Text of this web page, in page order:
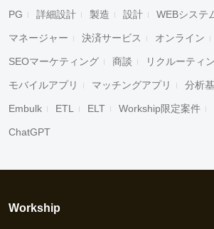
PG 詳細設計 製造 設計 WEBシステ
マネージャー 決済サービス オンライン
SEOマーケティング 商談 リクルーティ
モバイルアプリ マッチングアプリ 分析
Embulk ETL ELT Workship限定案件
ChatGPT
Workship